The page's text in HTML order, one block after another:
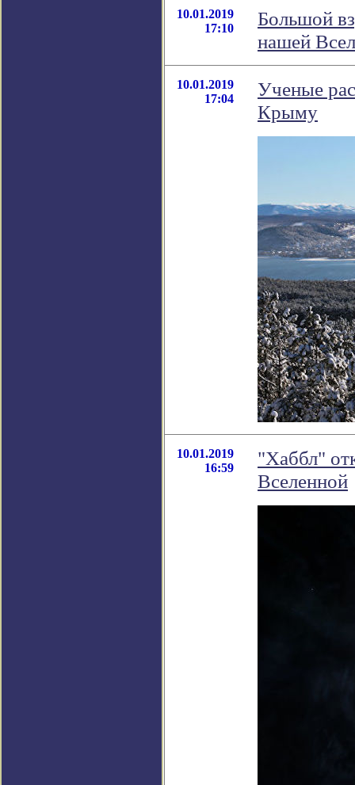
10.01.2019
17:10
Большой
нашей
10.01.2019
17:04
Ученые
Крыму
10.01.2019
16:59
"Хаббл"
Вселенной